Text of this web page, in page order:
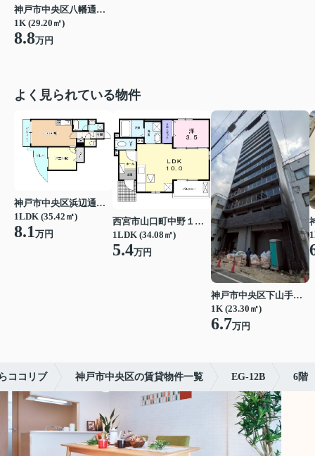
神戸市中央区八幡通３丁目
1K (29.20㎡)
8.8万円
よく見られている物件
神戸市中央区浜辺通３丁目
1LDK (35.42㎡)
8.1万円
西宮市山口町中野１丁目
1LDK (34.08㎡)
5.4万円
神戸市中央区下山手通７丁目
1K (23.30㎡)
6.7万円
ココリブ 神戸市中央区の賃貸物件一覧 EG-12B 6階